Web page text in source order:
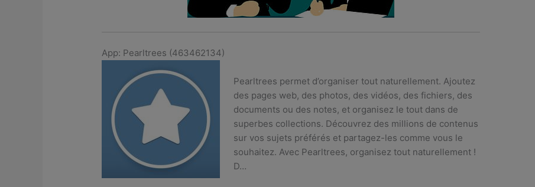
App: Pearltrees (463462134)
Pearltrees permet d’organiser tout naturellement. Ajoutez
des pages web, des photos, des vidéos, des fichiers, des
documents ou des notes, et organisez le tout dans de
superbes collections. Découvrez des millions de contenus
sur vos sujets préférés et partagez-les comme vous le
souhaitez. Avec Pearltrees, organisez tout naturellement !
D…